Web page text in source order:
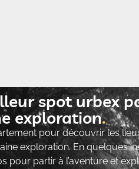
spot urbex
exploration​
pour découvrir les
exploration. En quelques
pour partir à l’aventure et